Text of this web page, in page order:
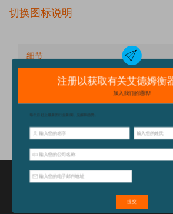
切换图标说明
细节
技术规格
配件
特点和优点